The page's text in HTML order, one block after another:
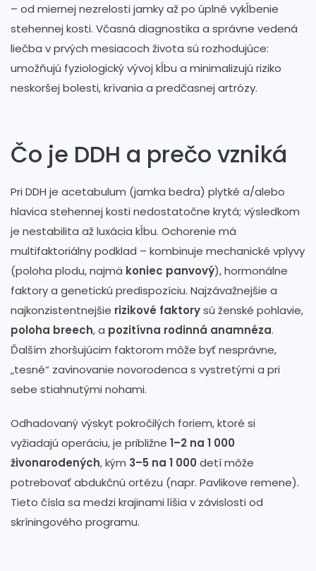
– od miernej nezrelosti jamky až po úplné vykĺbenie
stehennej kosti. Včasná diagnostika a správne vedená
liečba v prvých mesiacoch života sú rozhodujúce:
umožňujú fyziologický vývoj kĺbu a minimalizujú riziko
neskoršej bolesti, krívania a predčasnej artrózy.
Čo je DDH a prečo vzniká
Pri DDH je acetabulum (jamka bedra) plytké a/alebo
hlavica stehennej kosti nedostatočne krytá; výsledkom
je nestabilita až luxácia kĺbu. Ochorenie má
multifaktoriálny podklad – kombinuje mechanické vplyvy
(poloha plodu, najmä koniec panvový), hormonálne
faktory a genetickú predispozíciu. Najzávažnejšie a
najkonzistentnejšie rizikové faktorysú ženské pohlavie,
poloha breech, a pozitívna rodinná anamnéza.
Ďalším zhoršujúcim faktorom môže byť nesprávne,
„tesné“ zavinovanie novorodenca s vystretými a pri
sebe stiahnutými nohami.
Odhadovaný výskyt pokročilých foriem, ktoré si
vyžiadajú operáciu, je približne 1–2 na 1 000
živonarodených, kým 3–5 na 1 000 detí môže
potrebovať abdukčnú ortézu (napr. Pavlikove remene).
Tieto čísla sa medzi krajinami líšia v závislosti od
skríningového programu.